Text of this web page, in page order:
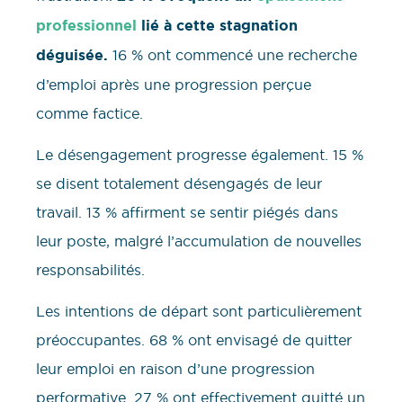
professionnel lié à cette stagnation
déguisée. 16 % ont commencé une recherche
d’emploi après une progression perçue
comme factice.
Le désengagement progresse également. 15 %
se disent totalement désengagés de leur
travail. 13 % affirment se sentir piégés dans
leur poste, malgré l’accumulation de nouvelles
responsabilités.
Les intentions de départ sont particulièrement
préoccupantes. 68 % ont envisagé de quitter
leur emploi en raison d’une progression
performative. 27 % ont effectivement quitté un